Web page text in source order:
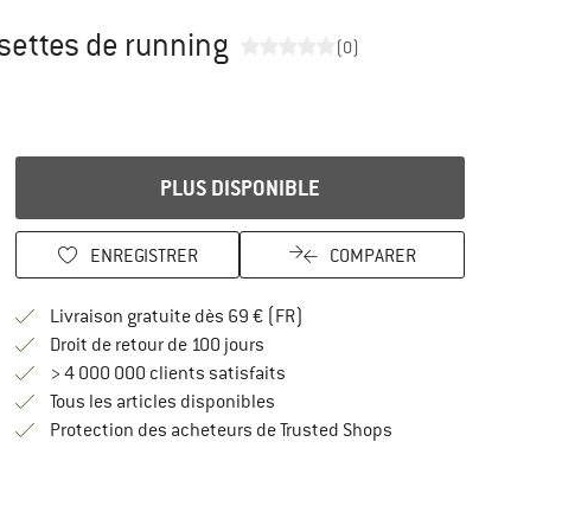
de running (0)
PLUS DISPONIBLE
ENREGISTRER COMPARER
Livraison gratuite dès 69 € (FR)
Droit de retour de 100 joursTrouve les informations de
> 4 000 000 clients satisfaits
Tous les articles disponibles
Protection des acheteurs de Trusted ShopsTrouve toutes les